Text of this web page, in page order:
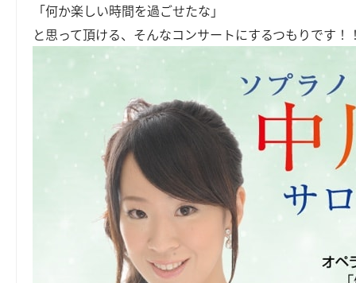
「何か楽しい時間を過ごせたな」
と思って頂ける、そんなコンサートにするつもりです！